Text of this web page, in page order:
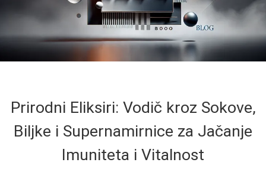
Prirodni Eliksiri: Vodič kroz Sokove,
Biljke i Supernamirnice za Jačanje
Imuniteta i Vitalnost